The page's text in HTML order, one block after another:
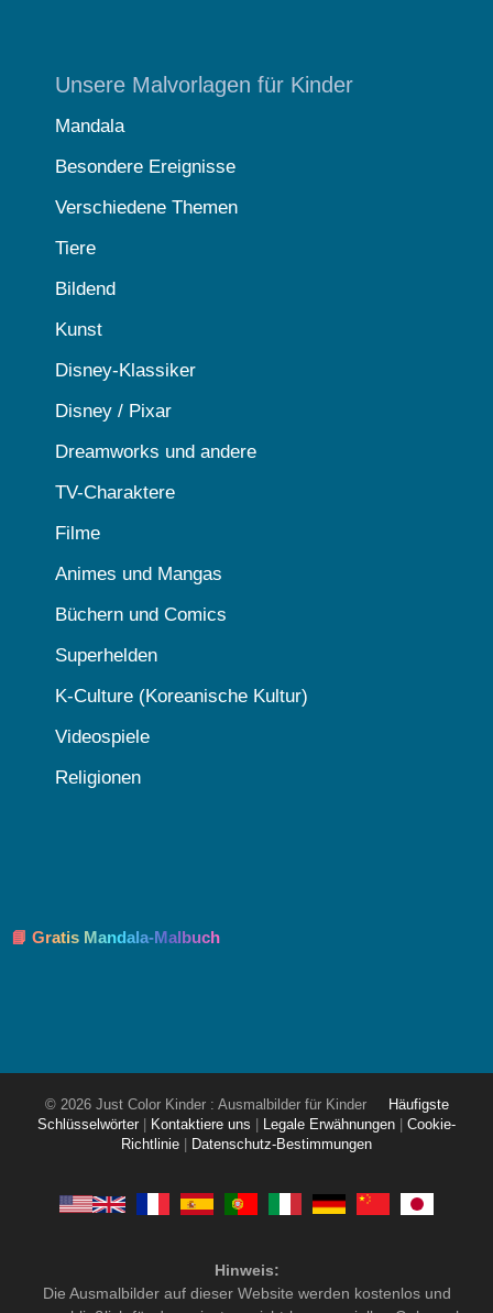
Unsere Malvorlagen für Kinder
Mandala
Besondere Ereignisse
Verschiedene Themen
Tiere
Bildend
Kunst
Disney-Klassiker
Disney / Pixar
Dreamworks und andere
TV-Charaktere
Filme
Animes und Mangas
Büchern und Comics
Superhelden
K-Culture (Koreanische Kultur)
Videospiele
Religionen
📘 Gratis Mandala-Malbuch
© 2026 Just Color Kinder : Ausmalbilder für Kinder
Häufigste
Schlüsselwörter
Kontaktiere uns Legale Erwähnungen
Cookie-
Richtlinie
Datenschutz-Bestimmungen
Hinweis:
Die Ausmalbilder auf dieser Website werden kostenlos und